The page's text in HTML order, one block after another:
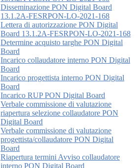
Disseminazione PON Digital Board
13.1.2A-FESRPON-LO-2021-168
Lettera di autorizzazione PON Digital
Board 13.1.2A-FESRPON-LO-2021-168
Determine acquisto targhe PON Digital
Board
Incarico collaudatore interno PON Digital
Board
Incarico progettista interno PON Digital
Board
Incarico RUP PON Digital Board
Verbale commissione di valutazione
riapertura selezione collaudatore PON
Digital Board
Verbale commissione di valutazione
progettista/collaudatore PON Digital
Board
Riapertura termini Avviso collaudatore
interno PON Digital Board